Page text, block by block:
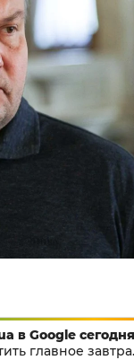
в Google
главное завтра.